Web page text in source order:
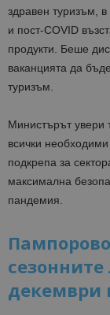
здравен туризъм,
и пост-COVID
продукти. Беше
ваканцията да
туризъм.
Министърът увери
всички
подкрепа за
максимална
пандемия.
декември